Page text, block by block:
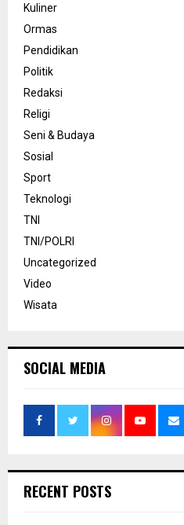
Kuliner
Ormas
Pendidikan
Politik
Redaksi
Religi
Seni & Budaya
Sosial
Sport
Teknologi
TNI
TNI/POLRI
Uncategorized
Video
Wisata
SOCIAL MEDIA
RECENT POSTS